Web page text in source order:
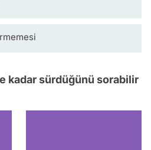
kadar sürdüğünü sorabilir